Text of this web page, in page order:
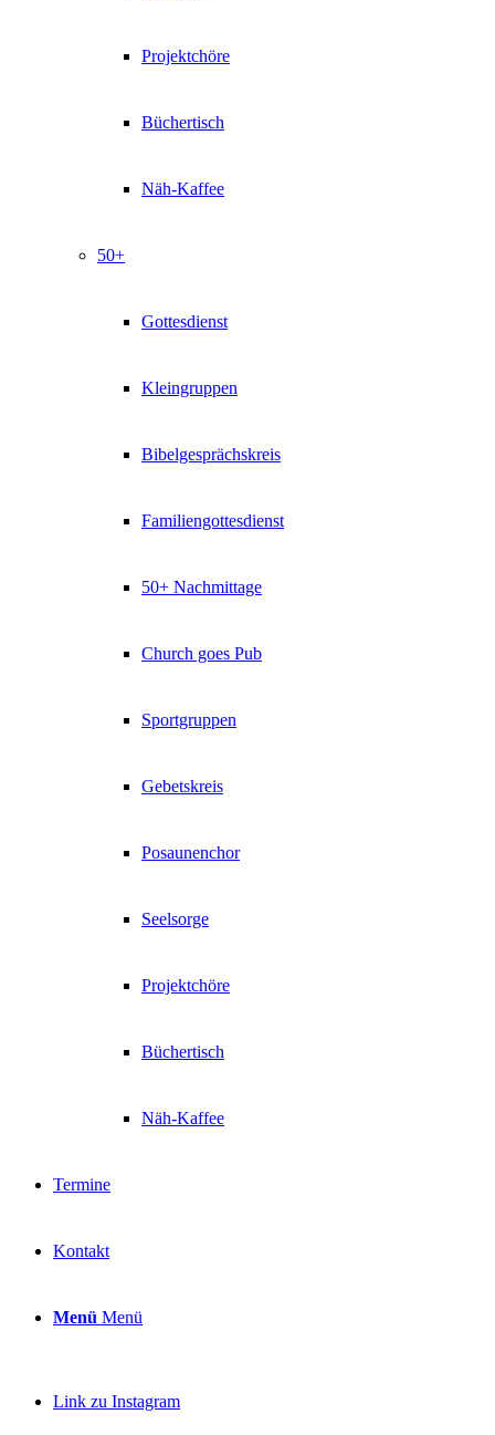
Projektchöre
Büchertisch
Näh-Kaffee
50+
Gottesdienst
Kleingruppen
Bibelgesprächskreis
Familiengottesdienst
50+ Nachmittage
Church goes Pub
Sportgruppen
Gebetskreis
Posaunenchor
Seelsorge
Projektchöre
Büchertisch
Näh-Kaffee
Termine
Kontakt
Menü Menü
Link zu Instagram